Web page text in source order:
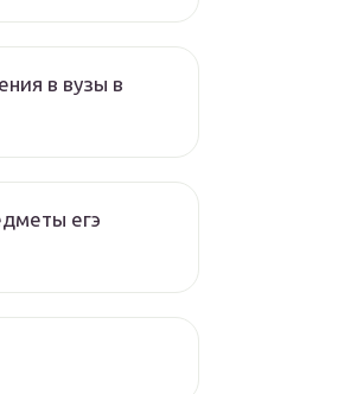
в вузы в
егэ